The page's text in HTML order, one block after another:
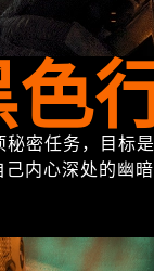
密任务，目标
内心深处的幽暗